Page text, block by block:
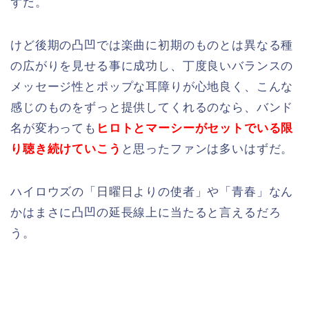
けど後期の凸凹では楽曲に初期のものとは異なる種
の広がりを見せる事に成功し、丁度良いバランスの
メッセージ性とポップな耳障りが心地良く、こんな
感じのものをずっと提供してくれるのなら、バンド
名が変わっても ヒロトとマーシーがセットでいる限
り聴き続けていこう と思ったファンは多いはずだ。
ハイロウズの「日曜日よりの使者」や「青春」なん
かはまさに凸凹の延長線上に当たると言えるだろ
う。